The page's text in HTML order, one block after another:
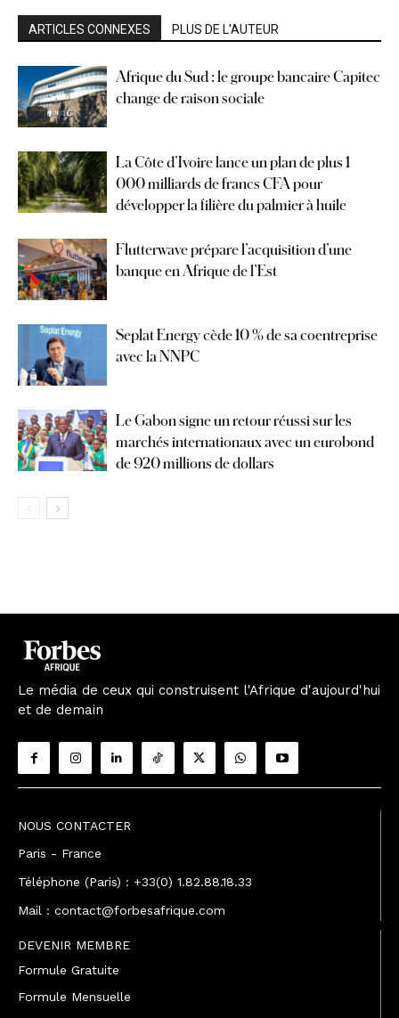
ARTICLES CONNEXES PLUS DE L'AUTEUR
Afrique du Sud : le groupe bancaire Capitec
change de raison sociale
La Côte d’Ivoire lance un plan de plus 1
000 milliards de francs CFA pour
développer la filière du palmier à huile
Flutterwave prépare l’acquisition d’une
banque en Afrique de l’Est
Seplat Energy cède 10 % de sa coentreprise
avec la NNPC
Le Gabon signe un retour réussi sur les
marchés internationaux avec un eurobond
de 920 millions de dollars
Le média de ceux qui construisent l'Afrique d'aujourd'hui
et de demain
NOUS CONTACTER
Paris - France
Téléphone (Paris) : +33(0) 1.82.88.18.33
Mail : contact@forbesafrique.com
DEVENIR MEMBRE
Formule Gratuite
Formule Mensuelle